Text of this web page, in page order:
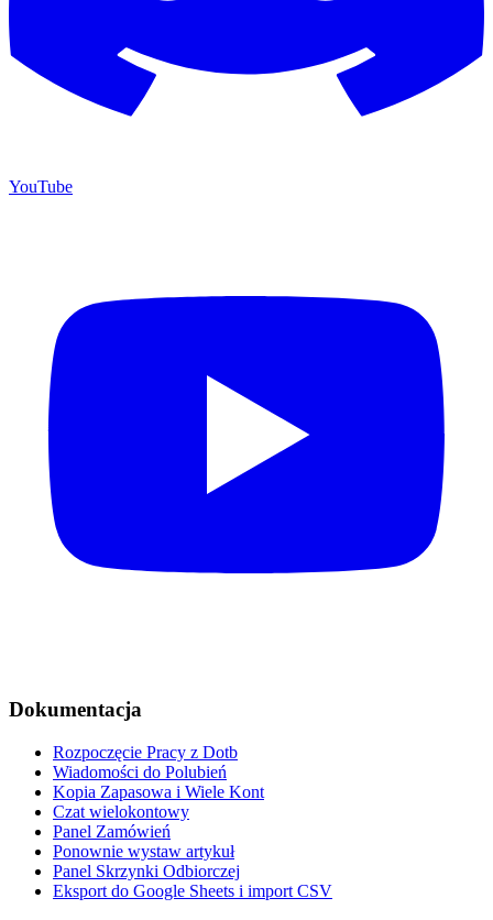
YouTube
Dokumentacja
Rozpoczęcie Pracy z Dotb
Wiadomości do Polubień
Kopia Zapasowa i Wiele Kont
Czat wielokontowy
Panel Zamówień
Ponownie wystaw artykuł
Panel Skrzynki Odbiorczej
Eksport do Google Sheets i import CSV